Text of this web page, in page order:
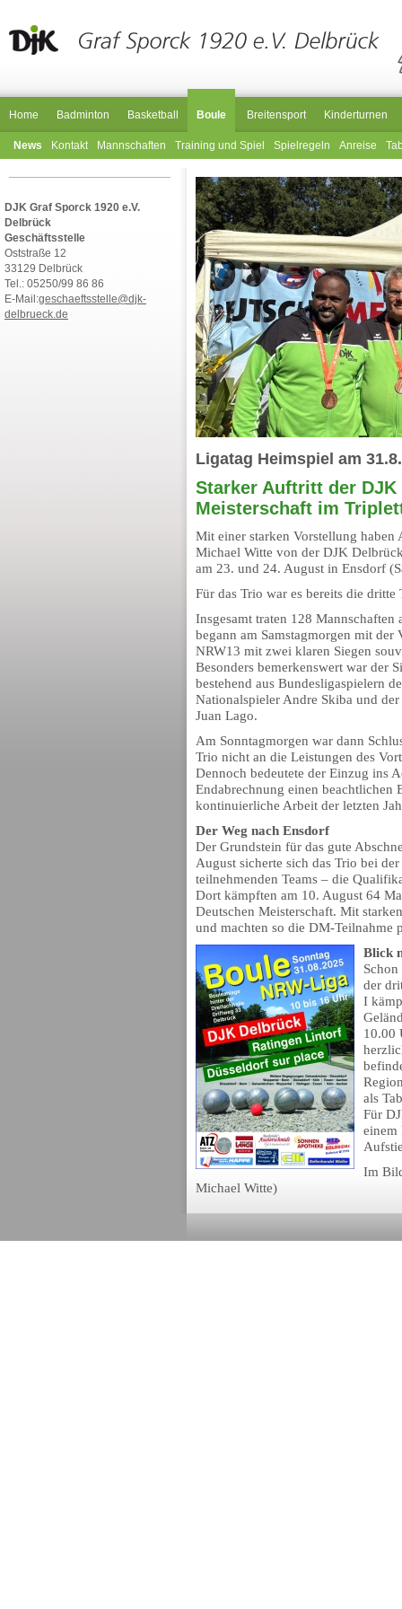
Home Badminton Basketball Boule Breitensport Kinderturnen
News Kontakt Mannschaften Training und Spiel Spielregeln Anreise
DJK Graf Sporck 1920 e.V.
Delbrück
Geschäftsstelle
Oststraße 12
33129 Delbrück
Tel.: 05250/99 86 86
E-Mail:geschaeftsstelle@djk-
delbrueck.de
Ligatag Heimspiel am
Starker Auftritt der
Meisterschaft im
Mit einer starken Vorstellung
Michael Witte von der DJK
am 23. und 24. August in Ensdorf
Für das Trio war es bereits die
Insgesamt traten 128
begann am Samstagmorgen mit
NRW13 mit zwei klaren Siegen
Besonders bemerkenswert war der
bestehend aus Bundesligaspielern
Nationalspieler Andre Skiba und
Juan Lago.
Am Sonntagmorgen war dann
Trio nicht an die Leistungen des
Dennoch bedeutete der Einzug ins
Endabrechnung einen
kontinuierliche Arbeit der letzten
Der Weg nach Ensdorf
Der Grundstein für das gute
August sicherte sich das Trio bei
teilnehmenden Teams – die
Dort kämpften am 10. August 64
Deutschen Meisterschaft. Mit
und machten so die DM-Teilnahme
Blick
der
I
10.00
als
Für
einem
Im
Michael Witte)